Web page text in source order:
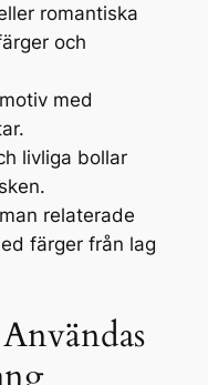
romantiska
och
med
livliga bollar
relaterade
färger från lag